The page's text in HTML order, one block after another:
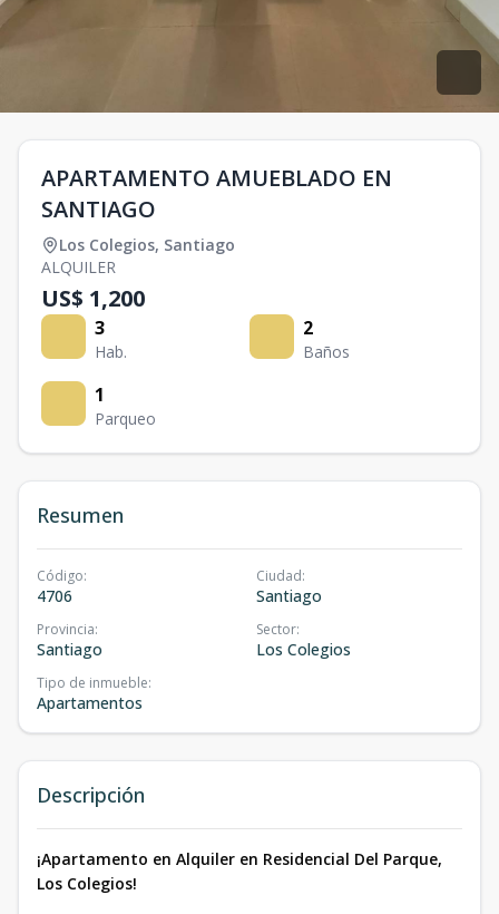
APARTAMENTO AMUEBLADO EN
SANTIAGO
Los Colegios, Santiago
ALQUILER
US$ 1,200
3
Hab.
2
Baños
1
Parqueo
Resumen
Código:
4706
Ciudad:
Santiago
Provincia:
Santiago
Sector:
Los Colegios
Tipo de inmueble:
Apartamentos
Descripción
¡Apartamento en Alquiler en Residencial Del Parque,
Los Colegios!